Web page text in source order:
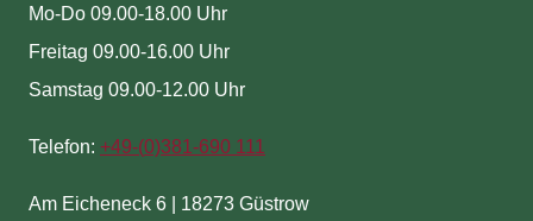
Mo-Do 09.00-18.00 Uhr
Freitag 09.00-16.00 Uhr
Samstag 09.00-12.00 Uhr
Telefon: +49-(0)381-690 111
Am Eicheneck 6 | 18273 Güstrow